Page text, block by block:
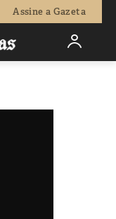
Assine a Gazeta
0